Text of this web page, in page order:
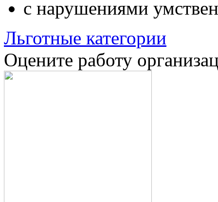
с нарушениями
Льготные категории
Оцените работу